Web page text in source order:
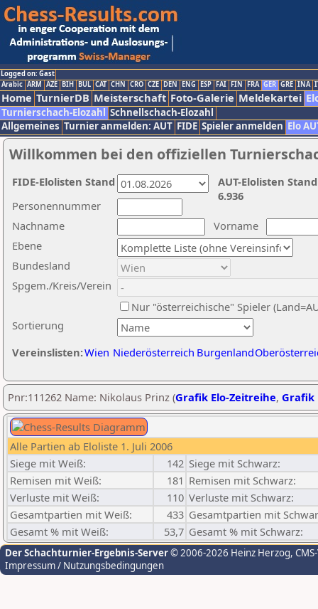
Logged on: Gast
Arabic ARM AZE BIH BUL CAT CHN CRO CZE DEN ENG ESP FAI FIN FRA GER GRE INA
Home TurnierDB Meisterschaft Foto-Galerie Meldekartei
Turnierschach-Elozahl Schnellschach-Elozahl
Allgemeines Turnier anmelden: AUT FIDE Spieler anmelden Elo
Willkommen bei den offiziellen
Nachname
Vorname
Ebene
Sortierung
Personennummer
Bundesland
Spgem./Kreis/Verein
Nur "österreichische" Spieler
Vereinslisten:Wien Niederösterreich Burgenland
AUT-Elolisten
6.936
FIDE-Elolisten Stand
Pnr:111262 Name: Nikolaus Prinz (Grafik Elo-Zeitreihe, Grafik
Alle Partien ab Eloliste 1. Juli 2006
Siege mit Weiß:
142 Siege mit Schwarz:
Remisen mit Weiß:
181 Remisen mit Schwarz:
Verluste mit Weiß:
110 Verluste mit Schwarz:
Gesamtpartien mit Weiß:
433 Gesamtpartien mit
Gesamt % mit Weiß:
53,7 Gesamt % mit Schwarz:
Der Schachturnier-Ergebnis-Server© 2006-2026 Heinz Herzog,
Impressum / Nutzungsbedingungen